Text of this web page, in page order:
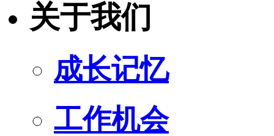
关于我们
成长记忆
工作机会